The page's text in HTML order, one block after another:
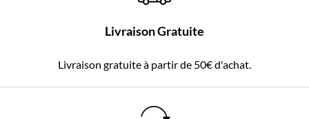
Livraison Gratuite
Livraison gratuite à partir de 50€ d'achat.